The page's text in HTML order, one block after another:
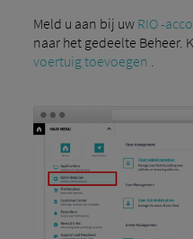
Meld u aan bij uw RIO -
naar het gedeelte Beheer.
voertuig toevoegen